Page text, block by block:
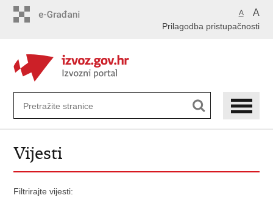
A A
Prilagodba pristupačnosti
Vijesti
Filtrirajte vijesti: